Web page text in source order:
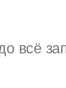
всё